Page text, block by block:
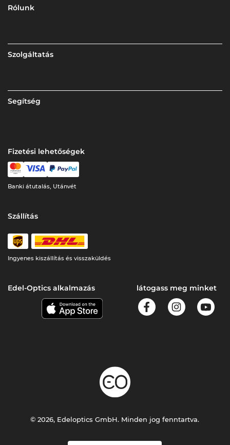
Rólunk
Szolgáltatás
Segítség
Fizetési lehetőségek
Banki átutalás, Utánvét
Szállítás
Ingyenes kiszállítás és visszaküldés
Edel-Optics alkalmazás látogass meg minket
© 2026, Edeloptics GmbH. Minden jog fenntartva.